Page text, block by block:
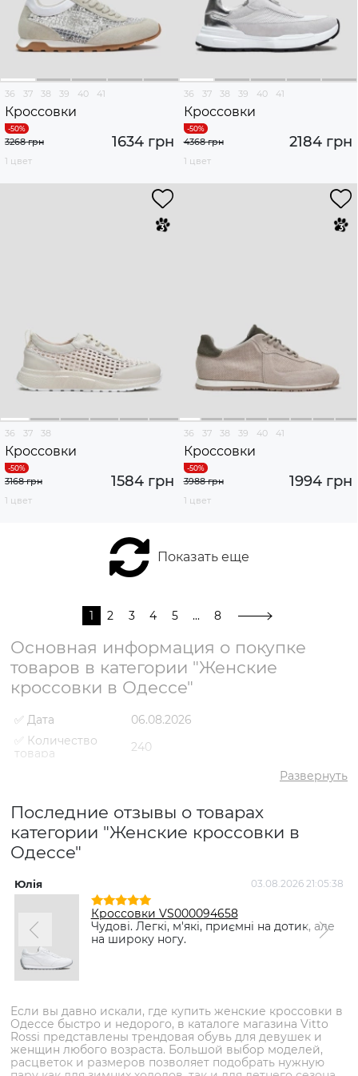
36 37 38 39 40 41
Кроссовки
1634 грн
3268 грн
1 цвет
36 37 38 39 40 41
Кроссовки
2184 грн
4368 грн
1 цвет
36 37 38
Кроссовки
1584 грн
3168 грн
1 цвет
36 37 38 39 40 41
Кроссовки
1994 грн
3988 грн
1 цвет
Показать еще
1 2 3 4 5 ... 8
Основная информация о покупке
товаров в категории "Женские
кроссовки в Одессе"
✅ Дата
06.08.2026
✅ Количество
товара
240
✅ Средняя цена
2186 грн
✅ Самый
дешевый товар
980 грн
✅ Самый дорогой
✅ Самый
товар
Кроссовки VS000084704
Комбинированный
Развернуть
Последние отзывы о товарах
категории "Женские кроссовки в
Одессе"
Юлія 03.08.2026 21:05:38
Кроссовки VS000094658
Чудові. Легкі, м'які, приємні на дотик, але
на широку ногу.
Если вы давно искали, где купить женские кроссовки в
Одессе быстро и недорого, в каталоге магазина Vitto
Rossi представлены трендовая обувь для девушек и
женщин любого возраста. Большой выбор моделей,
расцветок и размеров позволяет подобрать нужную